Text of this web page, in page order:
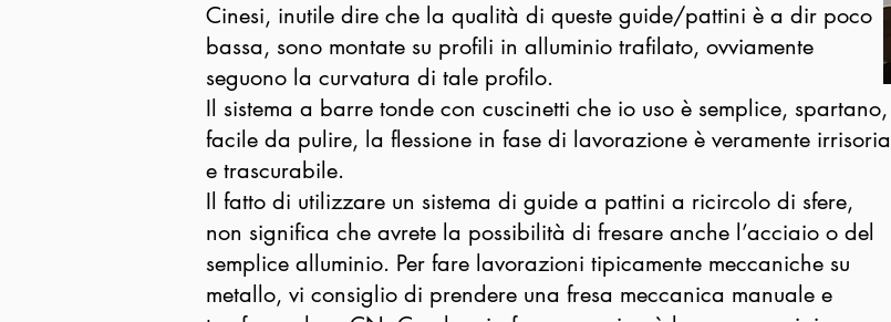
Cinesi, inutile dire che la qualità di queste guide/pattini è a dir poco
bassa, sono montate su profili in alluminio trafilato, ovviamente
seguono la curvatura di tale profilo.
Il sistema a barre tonde con cuscinetti che io uso è semplice, spartano,
facile da pulire, la flessione in fase di lavorazione è veramente irrisoria
e trascurabile.
Il fatto di utilizzare un sistema di guide a pattini a ricircolo di sfere,
non significa che avrete la possibilità di fresare anche l’acciaio o del
semplice alluminio. Per fare lavorazioni tipicamente meccaniche su
metallo, vi consiglio di prendere una fresa meccanica manuale e